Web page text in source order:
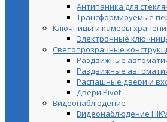
Антипаника для
Трансформируемые
Ключницы и камеры
Электронные
Светопрозрачные
Раздвижные
Раздвижные
Распашные двери и
Двери Pivot
Видеонаблюдение
Видеонаблюдение